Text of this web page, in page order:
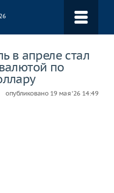
в апреле стал
по
опубликовано 19 мая ‘26 14:49